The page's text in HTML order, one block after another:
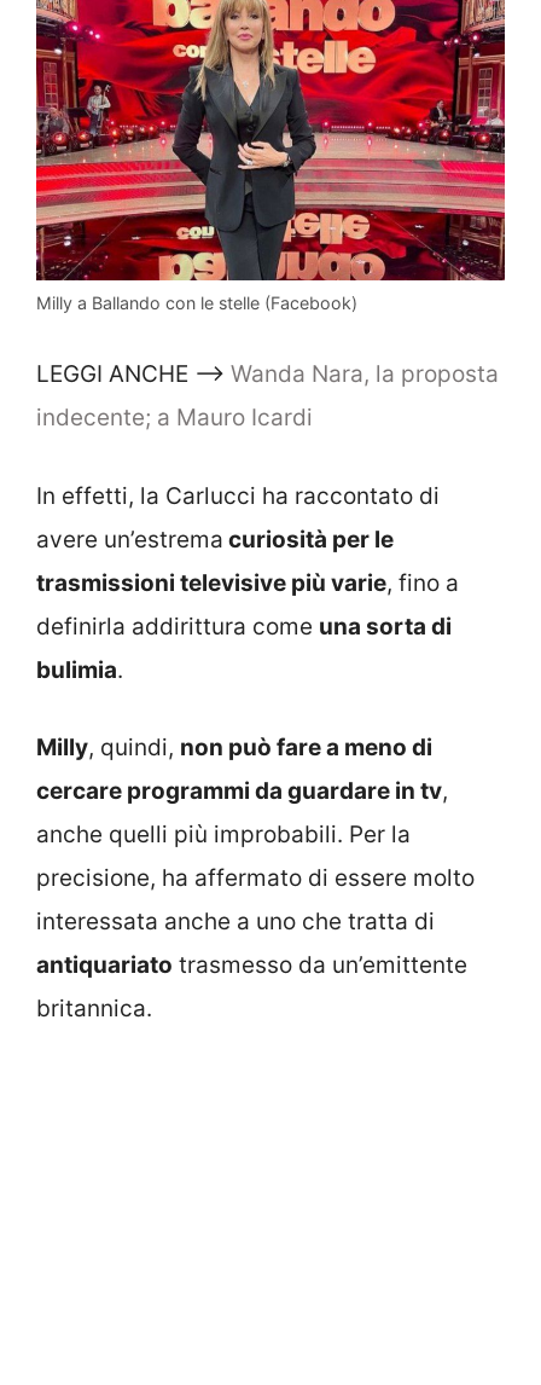
Milly a Ballando con le stelle (Facebook)
LEGGI ANCHE –> Wanda Nara, la proposta
indecente; a Mauro Icardi
In effetti, la Carlucci ha raccontato di
avere un’estrema curiosità per le
trasmissioni televisive più varie, fino a
definirla addirittura come una sorta di
bulimia.
Milly, quindi, non può fare a meno di
cercare programmi da guardare in tv,
anche quelli più improbabili. Per la
precisione, ha affermato di essere molto
interessata anche a uno che tratta di
antiquariato trasmesso da un’emittente
britannica.